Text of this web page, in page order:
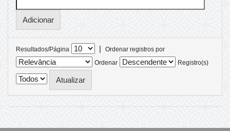
Resultados/Página |
Ordenar registros por
Ordenar
Registro(s)